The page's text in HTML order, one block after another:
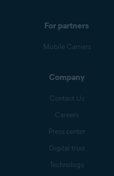
For partners
Mobile Carriers
Company
Contact Us
Careers
Press center
Digital trust
Technology